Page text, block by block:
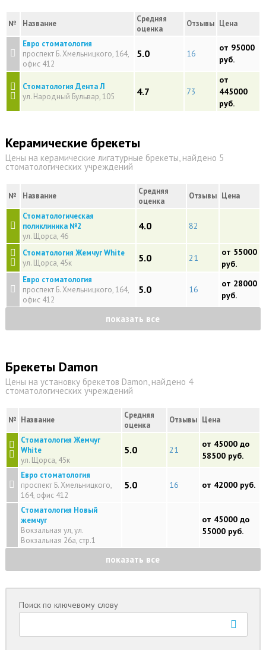
№ Название
Средняя
оценка
Отзывы Цена
Евро стоматология
проспект Б. Хмельницкого, 164,
офис 412
5.0 16
от 95000
руб.
Стоматология Дента Л
ул. Народный Бульвар, 105
4.7 73
от
445000
руб.
Керамические брекеты
Цены на керамические лигатурные брекеты, найдено 5
стоматологических учреждений
№ Название
Средняя
оценка
Отзывы Цена
Стоматологическая
поликлиника №2
ул. Щорса, 46
4.0 82
Стоматология Жемчуг White
ул. Щорса, 45к
5.0 21
от 55000
руб.
Евро стоматология
проспект Б. Хмельницкого, 164,
офис 412
5.0 16
от 28000
руб.
показать все
Брекеты Damon
Цены на установку брекетов Damon, найдено 4
стоматологических учреждений
№ Название
Средняя
оценка
Отзывы Цена
Стоматология Жемчуг
White
ул. Щорса, 45к
5.0 21
от 45000 до
58500 руб.
Евро стоматология
проспект Б. Хмельницкого,
164, офис 412
5.0 16 от 42000 руб.
Стоматология Новый
жемчуг
Вокзальная ул, ул.
Вокзальная 26а, стр.1
от 45000 до
55000 руб.
показать все
Поиск по ключевому слову